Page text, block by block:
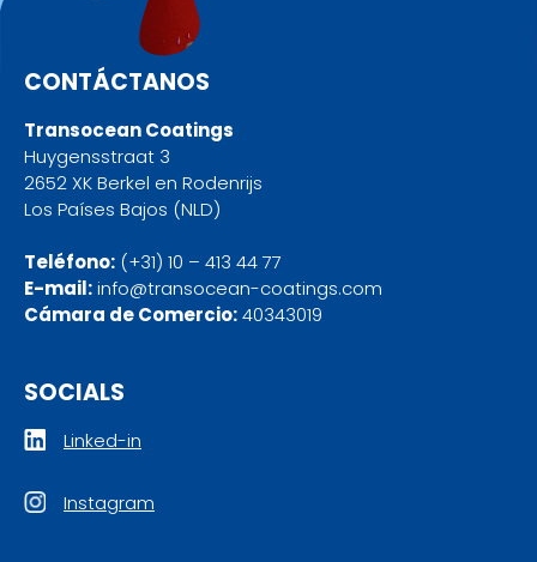
CONTÁCTANOS
Transocean Coatings
Huygensstraat 3
2652 XK Berkel en Rodenrijs
Los Países Bajos (NLD)
Teléfono: (+31) 10 – 413 44 77
E-mail:info@transocean-coatings.com
Cámara de Comercio:40343019
SOCIALS
Linked-in
Instagram